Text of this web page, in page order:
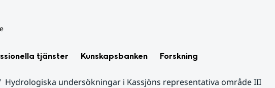
tjänster Kunskapsbanken Forskning
Hydrologiska undersökningar i Kassjöns representativa område III